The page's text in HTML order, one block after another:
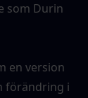
som Durin
en version
förändring i